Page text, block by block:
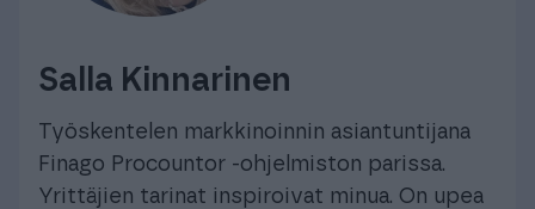
Salla Kinnarinen
Työskentelen markkinoinnin asiantuntijana
Finago Procountor -ohjelmiston parissa.
Yrittäjien tarinat inspiroivat minua. On upea